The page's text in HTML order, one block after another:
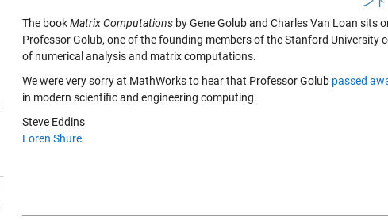
The bookMatrix Computations by Gene Golub and Charles Van Loan sits
Professor Golub, one of the founding members of the Stanford University
of numerical analysis and matrix computations.
We were very sorry at MathWorks to hear that Professor Golub passed
in modern scientific and engineering computing.
Steve Eddins
Loren Shure